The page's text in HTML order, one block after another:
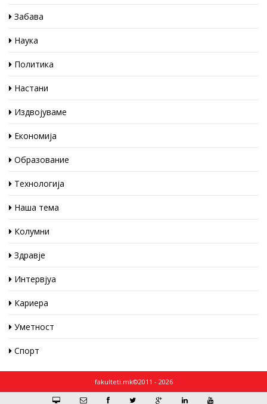
Забава
Наука
Политика
Настани
Издвојуваме
Економија
Образование
Технологија
Наша тема
Колумни
Здравје
Интервјуа
Кариера
Уметност
Спорт
fakulteti.mk©2011 - 2026